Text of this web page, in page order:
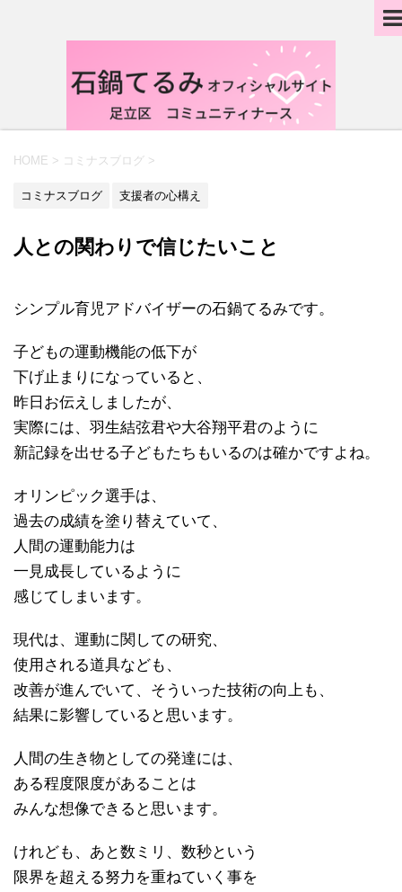
HOME > コミナスブログ >
コミナスブログ 支援者の心構え
人との関わりで信じたいこと
シンプル育児アドバイザーの石鍋てるみです。
子どもの運動機能の低下が
下げ止まりになっていると、
昨日お伝えしましたが、
実際には、羽生結弦君や大谷翔平君のように
新記録を出せる子どもたちもいるのは確かですよね。
オリンピック選手は、
過去の成績を塗り替えていて、
人間の運動能力は
一見成長しているように
感じてしまいます。
現代は、運動に関しての研究、
使用される道具なども、
改善が進んでいて、そういった技術の向上も、
結果に影響していると思います。
人間の生き物としての発達には、
ある程度限度があることは
みんな想像できると思います。
けれども、あと数ミリ、数秒という
限界を超える努力を重ねていく事を